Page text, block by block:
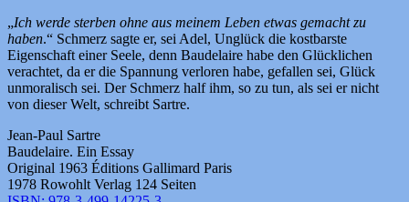
„Ich werde sterben ohne aus meinem Leben etwas gemacht zu
haben.“ Schmerz sagte er, sei Adel, Unglück die kostbarste
Eigenschaft einer Seele, denn Baudelaire habe den Glücklichen
verachtet, da er die Spannung verloren habe, gefallen sei, Glück
unmoralisch sei. Der Schmerz half ihm, so zu tun, als sei er nicht
von dieser Welt, schreibt Sartre.
Jean-Paul Sartre
Baudelaire. Ein Essay
Original 1963 Éditions Gallimard Paris
1978 Rowohlt Verlag 124 Seiten